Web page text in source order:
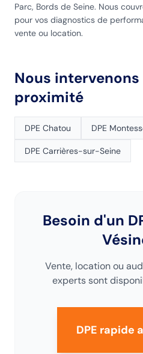
Parc, Bords de Seine. Nous
pour vos diagnostics de
vente ou location.
Nous intervenons
proximité
DPE Chatou DPE
DPE Carrières-sur-Seine
Besoin d'un
Vente, location ou
experts sont
DPE rapide